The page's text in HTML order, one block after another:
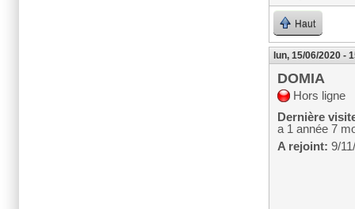
Haut
lun, 15/06/2020 -
DOMIA
Hors ligne
Dernière
a 1 année 7
A rejoint: 9/